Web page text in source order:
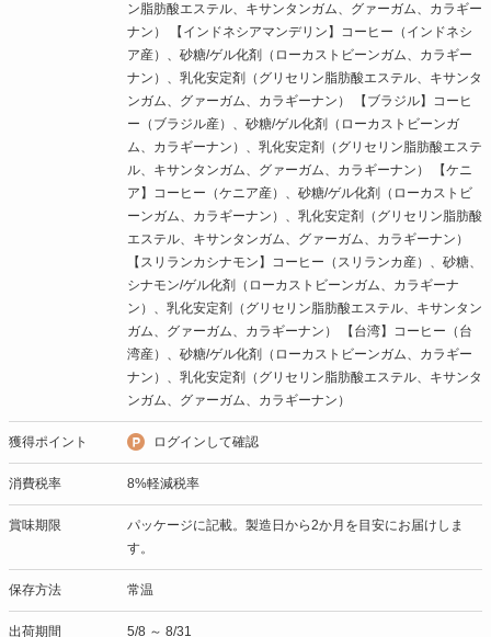
ン脂肪酸エステル、キサンタンガム、グァーガム、カラギー
ナン） 【インドネシアマンデリン】コーヒー（インドネシ
ア産）、砂糖/ゲル化剤（ローカストビーンガム、カラギー
ナン）、乳化安定剤（グリセリン脂肪酸エステル、キサンタ
ンガム、グァーガム、カラギーナン） 【ブラジル】コーヒ
ー（ブラジル産）、砂糖/ゲル化剤（ローカストビーンガ
ム、カラギーナン）、乳化安定剤（グリセリン脂肪酸エステ
ル、キサンタンガム、グァーガム、カラギーナン） 【ケニ
ア】コーヒー（ケニア産）、砂糖/ゲル化剤（ローカストビ
ーンガム、カラギーナン）、乳化安定剤（グリセリン脂肪酸
エステル、キサンタンガム、グァーガム、カラギーナン）
【スリランカシナモン】コーヒー（スリランカ産）、砂糖、
シナモン/ゲル化剤（ローカストビーンガム、カラギーナ
ン）、乳化安定剤（グリセリン脂肪酸エステル、キサンタン
ガム、グァーガム、カラギーナン） 【台湾】コーヒー（台
湾産）、砂糖/ゲル化剤（ローカストビーンガム、カラギー
ナン）、乳化安定剤（グリセリン脂肪酸エステル、キサンタ
ンガム、グァーガム、カラギーナン）
獲得ポイント ログインして確認
消費税率 8%軽減税率
賞味期限
パッケージに記載。製造日から2か月を目安にお届けしま
す。
保存方法 常温
出荷期間 5/8 ～ 8/31